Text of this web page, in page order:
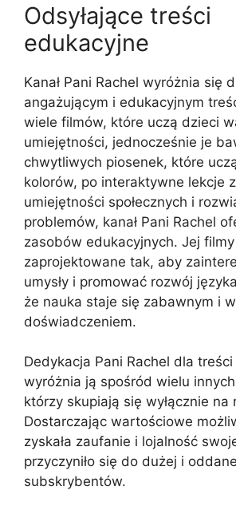
Odsyłające treści
edukacyjne
Kanał Pani Rachel wyróżnia się
angażującym i edukacyjnym
wiele filmów, które uczą dzieci
umiejętności, jednocześnie je
chwytliwych piosenek, które
kolorów, po interaktywne lekcje
umiejętności społecznych i
problemów, kanał Pani Rachel
zasobów edukacyjnych. Jej
zaprojektowane tak, aby
umysły i promować rozwój
że nauka staje się zabawnym i
doświadczeniem.
Dedykacja Pani Rachel dla
wyróżnia ją spośród wielu
którzy skupiają się wyłącznie na
Dostarczając wartościowe
zyskała zaufanie i lojalność
przyczyniło się do dużej i
subskrybentów.